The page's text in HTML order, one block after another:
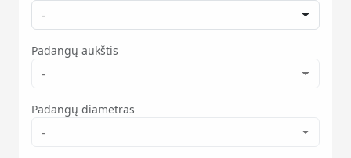
-
Padangų aukštis
-
Padangų diametras
-